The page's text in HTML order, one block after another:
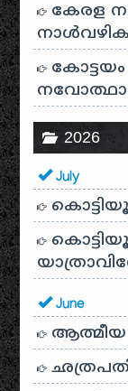
കേരള
2026
July
June
ആത്മീയ